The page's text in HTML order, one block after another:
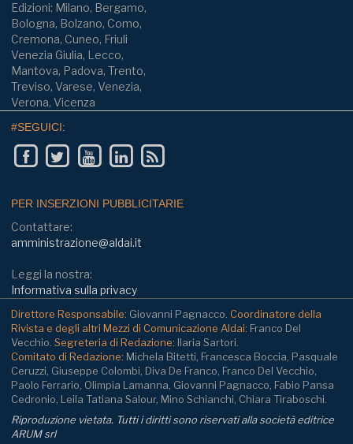
Edizioni: Milano, Bergamo,
Bologna, Bolzano, Como,
Cremona, Cuneo, Friuli
Venezia Giulia, Lecco,
Mantova, Padova, Trento,
Treviso, Varese, Venezia,
Verona, Vicenza
#SEGUICI:
PER INSERZIONI PUBBLICITARIE
Contattare:
amministrazione@aldai.it
Leggi la nostra:
Informativa sulla privacy
Direttore Responsabile: Giovanni Pagnacco. Coordinatore della
Rivista e degli altri Mezzi di Comunicazione Aldai: Franco Del
Vecchio. Segreteria di Redazione: Ilaria Sartori.
Comitato di Redazione: Michela Bitetti, Francesca Boccia, Pasquale
Ceruzzi, Giuseppe Colombi, Diva De Franco, Franco Del Vecchio,
Paolo Ferrario, Olimpia Lamanna, Giovanni Pagnacco, Fabio Pansa
Cedronio, Leila Tatiana Salour, Mino Schianchi, Chiara Tiraboschi.
Riproduzione vietata. Tutti i diritti sono riservati alla società editrice
ARUM srl